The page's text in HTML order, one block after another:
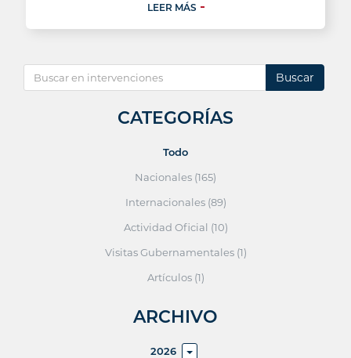
LEER MÁS
Buscar
CATEGORÍAS
Todo
Nacionales (165)
Internacionales (89)
Actividad Oficial (10)
Visitas Gubernamentales (1)
Artículos (1)
ARCHIVO
2026